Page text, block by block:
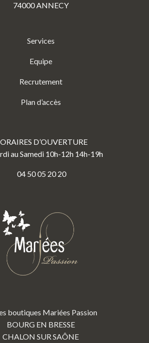
74000 ANNECY
Services
Equipe
Recrutement
Plan d’accès
D’OUVERTURE
au Samedi 10h-12h 14h-19h
04 50 05 20 20
boutiques Mariées Passion
BOURG EN BRESSE
CHALON SUR SAÔNE